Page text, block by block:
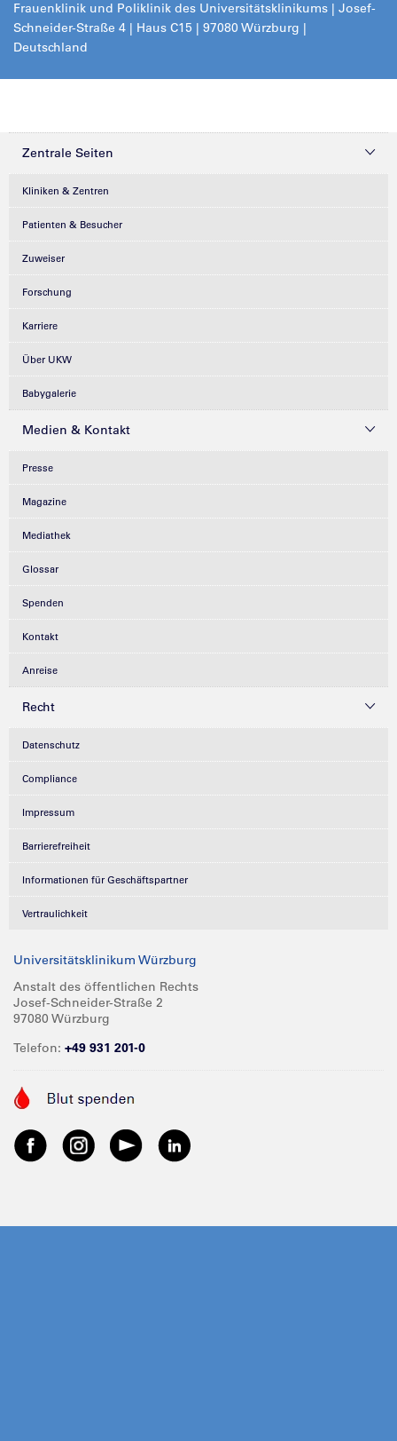
Frauenklinik und Poliklinik des Universitätsklinikums | Josef-
Schneider-Straße 4 | Haus C15 | 97080 Würzburg |
Deutschland
Zentrale Seiten
Kliniken & Zentren
Patienten & Besucher
Zuweiser
Forschung
Karriere
Über UKW
Babygalerie
Medien & Kontakt
Presse
Magazine
Mediathek
Glossar
Spenden
Kontakt
Anreise
Recht
Datenschutz
Compliance
Impressum
Barrierefreiheit
Informationen für Geschäftspartner
Vertraulichkeit
Universitätsklinikum Würzburg
Anstalt des öffentlichen Rechts
Josef-Schneider-Straße 2
97080 Würzburg
Telefon: +49 931 201-0